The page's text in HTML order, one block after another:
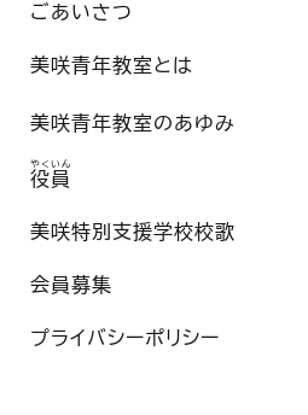
ごあいさつ
美咲青年教室とは
美咲青年教室のあゆみ
役員
やくいん
美咲特別支援学校校歌
会員募集
プライバシーポリシー